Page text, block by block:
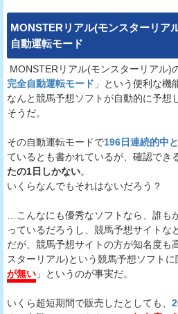
MONSTERリアル(モンスターリア
自動運転モード
MONSTERリアル(モンスターリアル)
完全自動運転モード 」という便利な機
なんと競馬予想ソフトが自動的に予想
そうだ。
その自動運転モードで196日連続的中
ているとも書かれているが、確認でき
たの1日しかない。
いくらなんでもそれはないだろう？
…こんなにも優秀なソフトなら、誰も
っているだろうし、競馬予想サイトな
だが、競馬予想サイトの方が知名度も
スターリアル)という競馬予想ソフト
が無い 」というのが事実だ。
いくら超短期間で販売したとしても、